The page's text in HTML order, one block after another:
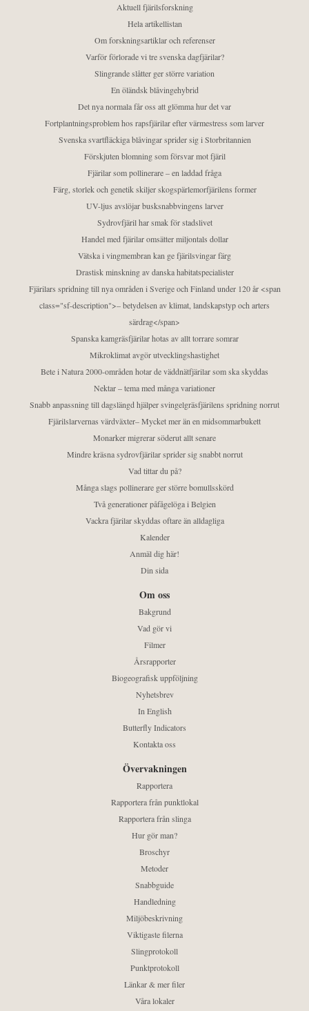
Aktuell fjärilsforskning
Hela artikellistan
Om forskningsartiklar och referenser
Varför förlorade vi tre svenska dagfjärilar?
Slingrande slåtter ger större variation
En öländsk blåvingehybrid
Det nya normala får oss att glömma hur det var
Fortplantningsproblem hos rapsfjärilar efter värmestress som larver
Svenska svartfläckiga blåvingar sprider sig i Storbritannien
Förskjuten blomning som försvar mot fjäril
Fjärilar som pollinerare – en laddad fråga
Färg, storlek och genetik skiljer skogspärlemorfjärilens former
UV-ljus avslöjar busksnabbvingens larver
Sydrovfjäril har smak för stadslivet
Handel med fjärilar omsätter miljontals dollar
Vätska i vingmembran kan ge fjärilsvingar färg
Drastisk minskning av danska habitatspecialister
Fjärilars spridning till nya områden i Sverige och Finland under 120 år <span
class="sf-description">– betydelsen av klimat, landskapstyp och arters
särdrag</span>
Spanska kamgräsfjärilar hotas av allt torrare somrar
Mikroklimat avgör utvecklingshastighet
Bete i Natura 2000-områden hotar de väddnätfjärilar som ska skyddas
Nektar – tema med många variationer
Snabb anpassning till dagslängd hjälper svingelgräsfjärilens spridning norrut
Fjärilslarvernas värdväxter– Mycket mer än en midsommarbukett
Monarker migrerar söderut allt senare
Mindre kräsna sydrovfjärilar sprider sig snabbt norrut
Vad tittar du på?
Många slags pollinerare ger större bomullsskörd
Två generationer påfågelöga i Belgien
Vackra fjärilar skyddas oftare än alldagliga
Kalender
Anmäl dig här!
Din sida
Om oss
Bakgrund
Vad gör vi
Filmer
Årsrapporter
Biogeografisk uppföljning
Nyhetsbrev
In English
Butterfly Indicators
Kontakta oss
Övervakningen
Rapportera
Rapportera från punktlokal
Rapportera från slinga
Hur gör man?
Broschyr
Metoder
Snabbguide
Handledning
Miljöbeskrivning
Viktigaste filerna
Slingprotokoll
Punktprotokoll
Länkar & mer filer
Våra lokaler